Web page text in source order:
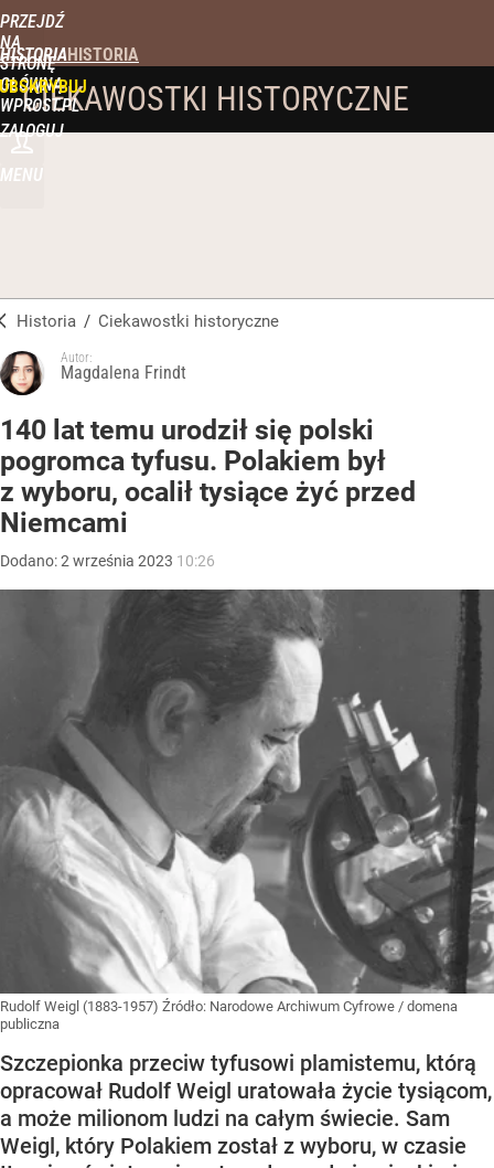
PRZEJDŹ
NA
STRONĘ
GŁÓWNĄ
WPROST.PL
HISTORIA
ZALOGUJ
MENU
CIEKAWOSTKI HISTORYCZNE
Historia / Ciekawostki historyczne
Autor:
Magdalena Frindt
140 lat temu urodził się polski
pogromca tyfusu. Polakiem był
z wyboru, ocalił tysiące żyć przed
Niemcami
Dodano:2 września 2023 10:26
Rudolf Weigl (1883-1957) Źródło: Narodowe Archiwum Cyfrowe / domena
publiczna
Szczepionka przeciw tyfusowi plamistemu, którą
opracował Rudolf Weigl uratowała życie tysiącom,
a może milionom ludzi na całym świecie. Sam
Weigl, który Polakiem został z wyboru, w czasie